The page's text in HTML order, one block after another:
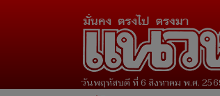
วันพฤหัสบดี ที่ 6 สิงหาคม พ.ศ.